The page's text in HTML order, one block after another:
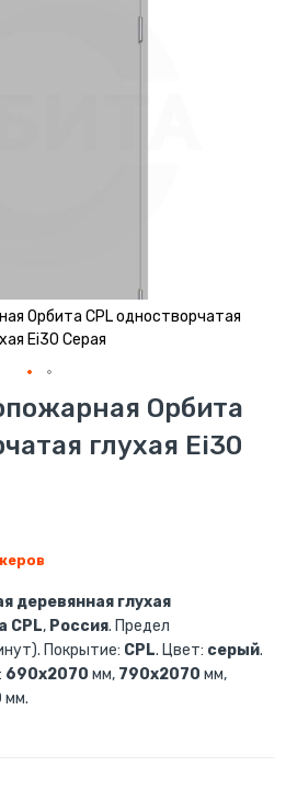
Орбита CPL одностворчатая
Ei30 Серая
Орбита
глухая Ei30
деревянная глухая
CPL, Россия. Предел
Покрытие: CPL. Цвет: серый.
690х2070 мм, 790х2070 мм,
мм.